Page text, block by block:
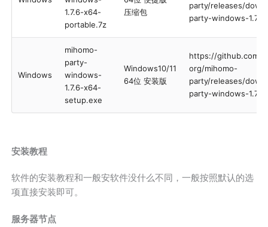
1.7.6-x64-
portable.7z
压缩包
party/releases/
party-windows-
Windows
mihomo-
party-
windows-
1.7.6-x64-
setup.exe
Windows10/11
64位 安装版
https://github.com/
org/mihomo-
party/releases/
party-windows-
安装教程
软件的安装教程和一般安软件没什么不同，一般按照默认的选
项直接安装即可。
服务器节点